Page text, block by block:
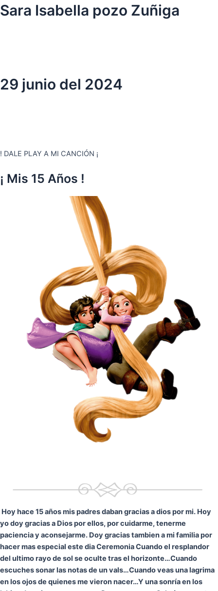
Ir
al
Sara Isabella pozo Zuñiga
29 junio del 2024
! DALE PLAY A MI CANCIÓN ¡
¡ Mis 15 Años !
Hoy hace 15 años mis padres daban gracias a dios por mi. Hoy
yo doy gracias a Dios por ellos, por cuidarme, tenerme
paciencia y aconsejarme. Doy gracias tambien a mi familia por
hacer mas especial este dia CeremoniaCuando el resplandor
del ultimo rayo de sol se oculte tras el horizonte…Cuando
escuches sonar las notas de un vals…Cuando veas una lagrima
en los ojos de quienes me vieron nacer…Y una sonría en los